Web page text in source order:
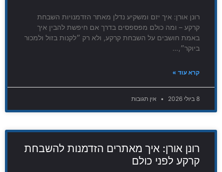
רונן אורן: איך יזם ומשקיע נדלן מאתר הזדמנויות השבחת
קרקע – ומה כולם מפספסים בדרך אם חיפשת להבין איך
באמת חושבים על השבחת קרקע, ולא רק ״לקנות בזול ולמכור
ביוקר״,…
קרא עוד »
8 ביולי 2026 אין תגובות
רונן אורן: איך מאתרים הזדמנות להשבחת
קרקע לפני כולם